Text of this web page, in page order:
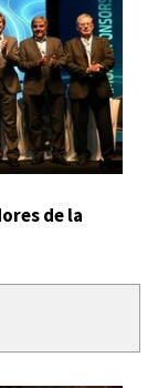
de la